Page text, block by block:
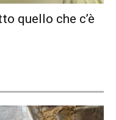
quello che c’è